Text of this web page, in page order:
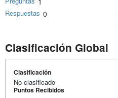
Respuestas 0
Clasificación Global
Clasificación
No clasificado
Puntos Recibidos